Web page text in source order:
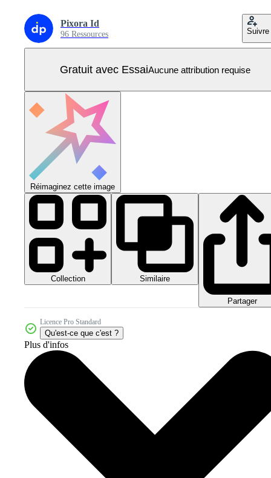
Pixora Id
96 Ressources Suivre
Gratuit avec EssaiAucune attribution requise
Réimaginez cette image
Collection Similaire
Partager
Licence Pro Standard
Qu'est-ce que c'est ?
Plus d'infos